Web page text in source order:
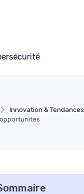
Innovation & Tendances